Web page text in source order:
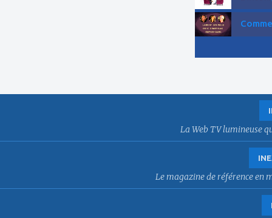
La Web TV lumineuse
Le magazine de référence en